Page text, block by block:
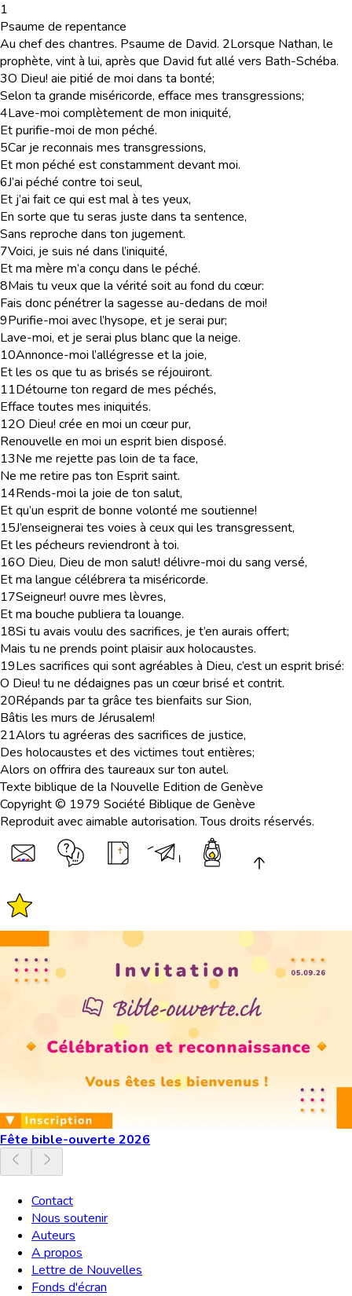
1
Psaume de repentance
Au chef des chantres. Psaume de David. 2Lorsque Nathan, le
prophète, vint à lui, après que David fut allé vers Bath-Schéba.
3O Dieu! aie pitié de moi dans ta bonté;
Selon ta grande miséricorde, efface mes transgressions;
4Lave-moi complètement de mon iniquité,
Et purifie-moi de mon péché.
5Car je reconnais mes transgressions,
Et mon péché est constamment devant moi.
6J’ai péché contre toi seul,
Et j’ai fait ce qui est mal à tes yeux,
En sorte que tu seras juste dans ta sentence,
Sans reproche dans ton jugement.
7Voici, je suis né dans l’iniquité,
Et ma mère m’a conçu dans le péché.
8Mais tu veux que la vérité soit au fond du cœur:
Fais donc pénétrer la sagesse au-dedans de moi!
9Purifie-moi avec l’hysope, et je serai pur;
Lave-moi, et je serai plus blanc que la neige.
10Annonce-moi l’allégresse et la joie,
Et les os que tu as brisés se réjouiront.
11Détourne ton regard de mes péchés,
Efface toutes mes iniquités.
12O Dieu! crée en moi un cœur pur,
Renouvelle en moi un esprit bien disposé.
13Ne me rejette pas loin de ta face,
Ne me retire pas ton Esprit saint.
14Rends-moi la joie de ton salut,
Et qu’un esprit de bonne volonté me soutienne!
15J’enseignerai tes voies à ceux qui les transgressent,
Et les pécheurs reviendront à toi.
16O Dieu, Dieu de mon salut! délivre-moi du sang versé,
Et ma langue célébrera ta miséricorde.
17Seigneur! ouvre mes lèvres,
Et ma bouche publiera ta louange.
18Si tu avais voulu des sacrifices, je t’en aurais offert;
Mais tu ne prends point plaisir aux holocaustes.
19Les sacrifices qui sont agréables à Dieu, c’est un esprit brisé:
O Dieu! tu ne dédaignes pas un cœur brisé et contrit.
20Répands par ta grâce tes bienfaits sur Sion,
Bâtis les murs de Jérusalem!
21Alors tu agréeras des sacrifices de justice,
Des holocaustes et des victimes tout entières;
Alors on offrira des taureaux sur ton autel.
Texte biblique de la Nouvelle Edition de Genève
Copyright © 1979 Société Biblique de Genève
Reproduit avec aimable autorisation. Tous droits réservés.
Fête bible-ouverte 2026
Contact
Nous soutenir
Auteurs
A propos
Lettre de Nouvelles
Fonds d'écran